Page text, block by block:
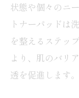
おす
トナー
トナーパ
トナー
状態や個々のニ
トナーパッドは
を整えるステッ
より、肌のバリ
透を促進します。